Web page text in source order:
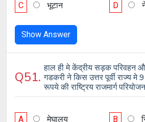
C
भूटान D
Show Answer
Q51.
हाल ही मे केंद्रीय सड़क परिवहन और
गडकरी ने किस उत्तर पूर्वी राज्य
रूपये की राष्ट्रिय राजमार्ग
A मेघालय B